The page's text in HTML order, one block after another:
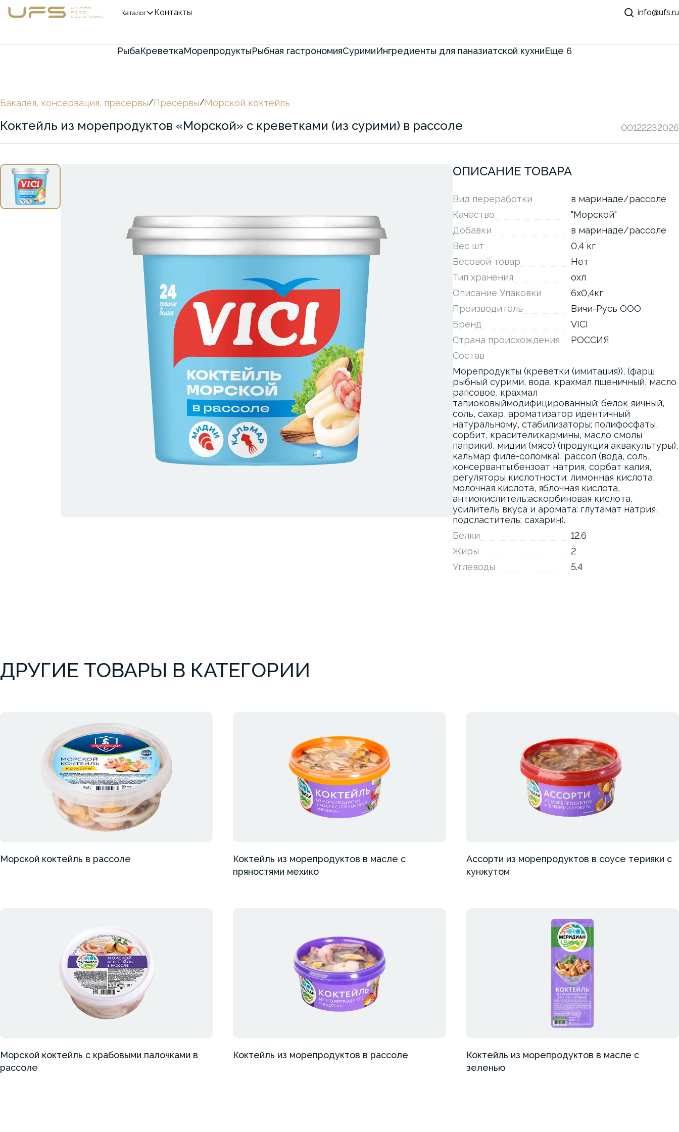
Каталог Контакты info@ufs.ru
РыбаКреветкаМорепродуктыРыбная гастрономияСуримиИнгредиенты для паназиатской кухниЕще 6
Бакалея, консервация, пресервы/Пресервы/Морской коктейль
Коктейль из морепродуктов «Морской» с креветками (из сурими) в рассоле 00122232026
ОПИСАНИЕ ТОВАРА
Вид переработки
в маринаде/рассоле
Качество
"Морской"
Добавки
в маринаде/рассоле
Вес шт
0,4 кг
Весовой товар
Нет
Тип хранения
охл
Описание Упаковки
6x0,4кг
Производитель
Вичи-Русь ООО
Бренд
VICI
Страна происхождения
РОССИЯ
Состав
Морепродукты (креветки (имитация)), (фарш
рыбный сурими, вода, крахмал пшеничный, масло
рапсовое, крахмал
тапиоковыймодифицированный; белок яичный,
соль, сахар, ароматизатор идентичный
натуральному, стабилизаторы; полифосфаты,
сорбит, красители:кармины, масло смолы
паприки), мидии (мясо) (продукция аквакультуры),
кальмар филе-соломка), рассол (вода, соль,
консерванты:бензоат натрия, сорбат калия,
регуляторы кислотности: лимонная кислота,
молочная кислота, яблочная кислота,
антиокислитель:аскорбиновая кислота,
усилитель вкуса и аромата: глутамат натрия,
подсластитель: сахарин).
Белки
12.6
Жиры
2
Углеводы
5.4
ДРУГИЕ ТОВАРЫ В КАТЕГОРИИ
Морской коктейль в рассоле
Коктейль из морепродуктов в масле с
пряностями мехико
Ассорти из морепродуктов в соусе терияки с
кунжутом
Морской коктейль с крабовыми палочками в
рассоле
Коктейль из морепродуктов в рассоле
Коктейль из морепродуктов в масле с
зеленью